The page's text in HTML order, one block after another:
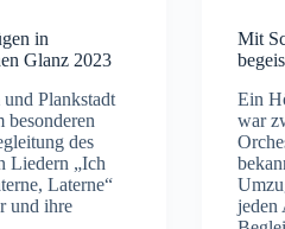
in
Glanz 2023
Plankstadt
besonderen
des
Liedern „Ich
Laterne“
und ihre
Mit
Ein
war
jeden